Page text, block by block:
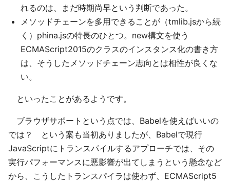
れるのは、まだ時期尚早という判断であった。
メソッドチェーンを多用できることが（tmlib.jsから続
く）phina.jsの特長のひとつ。new構文を使う
ECMAScript2015のクラスのインスタンス化の書き方
は、そうしたメソッドチェーン志向とは相性が良くな
い。
といったことがあるようです。
ブラウザサポートという点では、Babelを使えばいいの
では？ という案も当初ありましたが、Babelで現行
JavaScriptにトランスパイルするアプローチでは、その
実行パフォーマンスに悪影響が出てしまうという懸念など
から、こうしたトランスパイラは使わず、ECMAScript5